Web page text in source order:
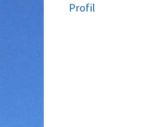
Profil